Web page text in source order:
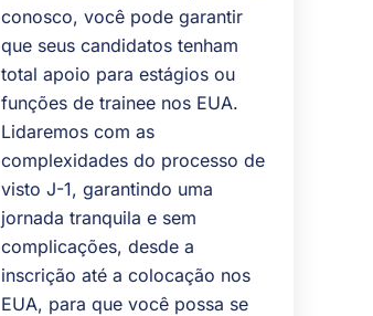
conosco, você pode garantir
que seus candidatos tenham
total apoio para estágios ou
funções de trainee nos EUA.
Lidaremos com as
complexidades do processo de
visto J-1, garantindo uma
jornada tranquila e sem
complicações, desde a
inscrição até a colocação nos
EUA, para que você possa se